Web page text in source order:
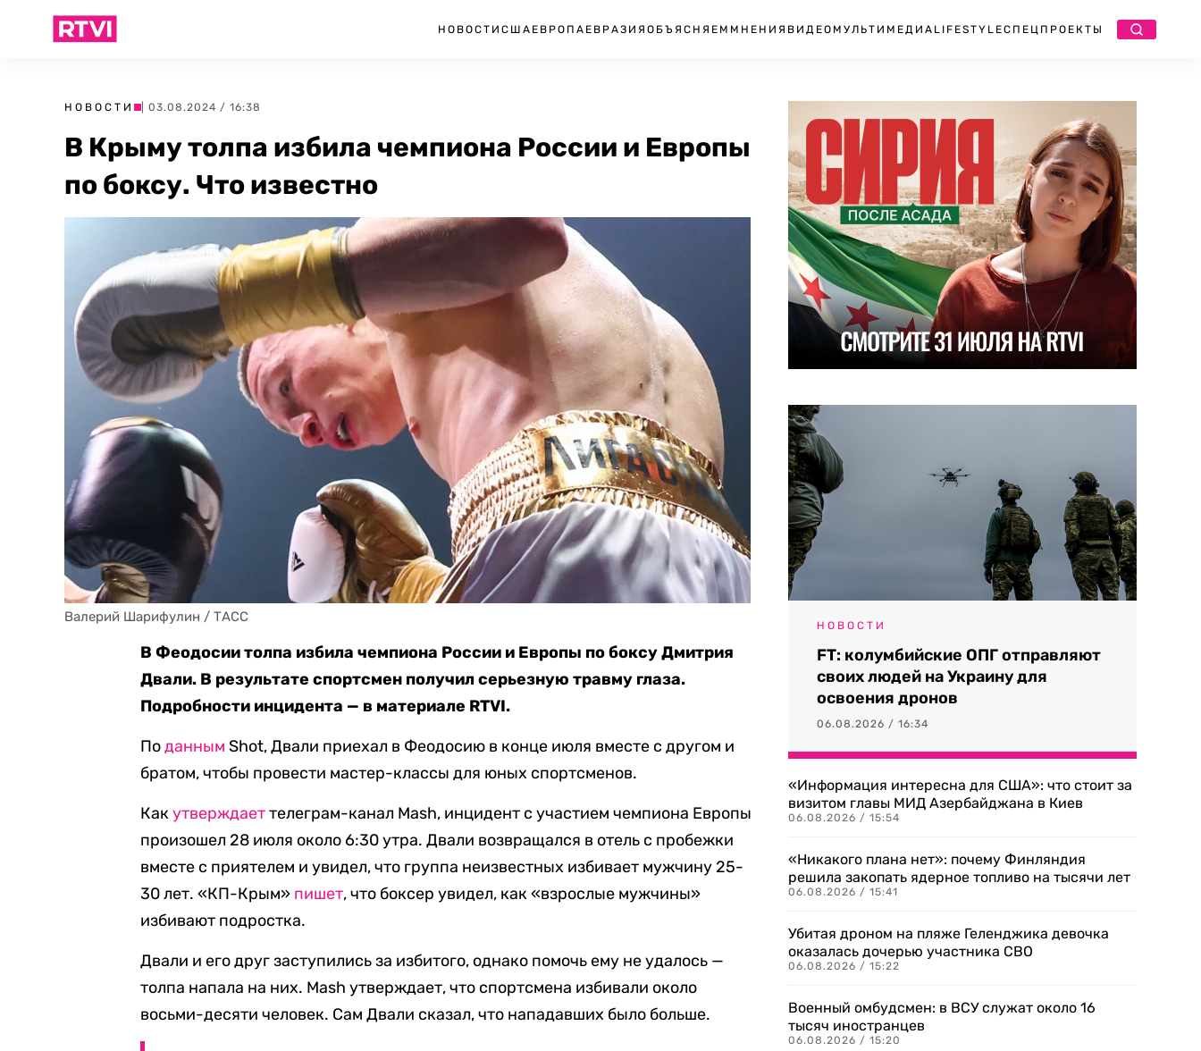
НОВОСТИ США ЕВРОПА ЕВРАЗИЯ ОБЪЯСНЯЕМ МНЕНИЯ ВИДЕО МУЛЬТИМЕДИА LIFESTYLEСПЕЦПРОЕКТЫ
НОВОСТИ | 03.08.2024 / 16:38
В Крыму толпа избила чемпиона России и Европы
по боксу. Что известно
Валерий Шарифулин / ТАСС
В Феодосии толпа избила чемпиона России и Европы по боксу Дмитрия
Двали. В результате спортсмен получил серьезную травму глаза.
Подробности инцидента — в материале RTVI.
Поданным Shot, Двали приехал в Феодосию в конце июля вместе с другом и
братом, чтобы провести мастер-классы для юных спортсменов.
Какутверждаеттелеграм-канал Mash, инцидент с участием чемпиона Европы
произошел 28 июля около 6:30 утра. Двали возвращался в отель с пробежки
вместе с приятелем и увидел, что группа неизвестных избивает мужчину 25-
30 лет. «КП-Крым» пишет, что боксер увидел, как «взрослые мужчины»
избивают подростка.
Двали и его друг заступились за избитого, однако помочь ему не удалось —
толпа напала на них. Mash утверждает, что спортсмена избивали около
восьми-десяти человек. Сам Двали сказал, что нападавших было больше.
НОВОСТИ
FT: колумбийские ОПГ отправляют
своих людей на Украину для
освоения дронов
06.08.2026 / 16:34
«Информация интересна для США»: что стоит за
визитом главы МИД Азербайджана в Киев
06.08.2026 / 15:54
«Никакого плана нет»: почему Финляндия
решила закопать ядерное топливо на тысячи лет
06.08.2026 / 15:41
Убитая дроном на пляже Геленджика девочка
оказалась дочерью участника СВО
06.08.2026 / 15:22
Военный омбудсмен: в ВСУ служат около 16
тысяч иностранцев
06.08.2026 / 15:20